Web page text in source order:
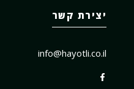
יצירת קשר
info@hayotli.co.il